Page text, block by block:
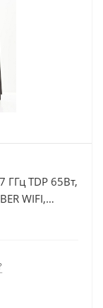
ГГц TDP 65Вт,
WIFI,
64Gb,